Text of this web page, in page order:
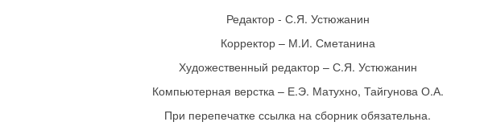
Редактор - С.Я. Устюжанин
Корректор – М.И. Сметанина
Художественный редактор – С.Я. Устюжанин
Компьютерная верстка – Е.Э. Матухно, Тайгунова О.А.
При перепечатке ссылка на сборник обязательна.